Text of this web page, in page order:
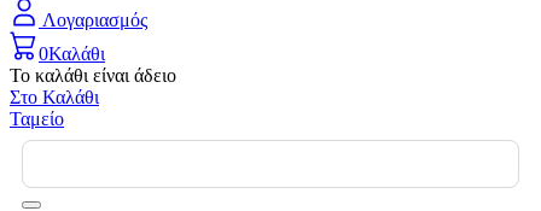
Λογαριασμός
0Καλάθι
Το καλάθι είναι άδειο
Στο Καλάθι
Ταμείο